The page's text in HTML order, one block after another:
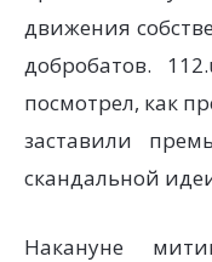
движения
добробатов.
посмотрел, как
заставили
скандальной
Накануне